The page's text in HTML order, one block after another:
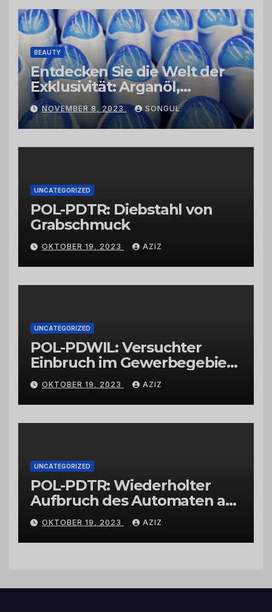
BEAUTY
Entdecken Sie die Welt der
Exklusivität: Arganöl,
Kaktusfeigenkernöl und
Schwarzkümmelöl von
vertrauenswürdigen
Großhändlern und Anbietern
NOVEMBER 8, 2023 SONGUL
UNCATEGORIZED
POL-PDTR: Diebstahl von
Grabschmuck
OKTOBER 19, 2023 AZIZ
UNCATEGORIZED
POL-PDWIL: Versuchter
Einbruch im Gewerbegebiet
Wittlich
OKTOBER 19, 2023 AZIZ
UNCATEGORIZED
POL-PDTR: Wiederholter
Aufbruch des Automaten am
Wohnmobilstellplatz in
Hermeskeil am Labachweg
OKTOBER 19, 2023 AZIZ